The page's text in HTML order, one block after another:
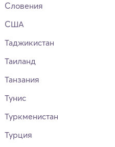
Словения
США
Таджикистан
Таиланд
Танзания
Тунис
Туркменистан
Турция